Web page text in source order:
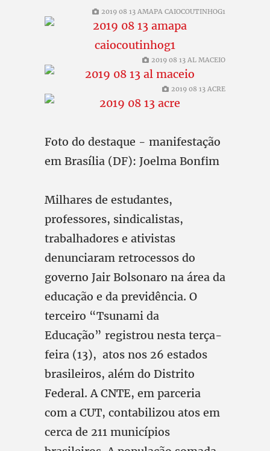
2019 08 13 AMAPA CAIOCOUTINHOG1
2019 08 13 AL MACEIO
2019 08 13 ACRE
Foto do destaque - manifestação
em Brasília (DF): Joelma Bonfim
Milhares de estudantes,
professores, sindicalistas,
trabalhadores e ativistas
denunciaram retrocessos do
governo Jair Bolsonaro na área da
educação e da previdência. O
terceiro “Tsunami da
Educação” registrou nesta terça-
feira (13), atos nos 26 estados
brasileiros, além do Distrito
Federal. A CNTE, em parceria
com a CUT, contabilizou atos em
cerca de 211 municípios